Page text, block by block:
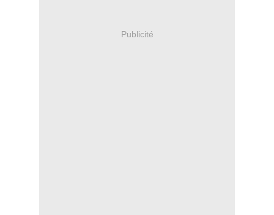
Publicité